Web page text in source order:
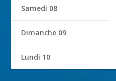
Samedi 08
Dimanche 09
Lundi 10